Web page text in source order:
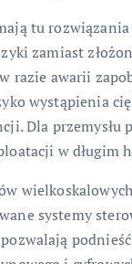
tu
zamiast
razie awarii
wystąpienia
Dla przemysłu
w długim
systemy